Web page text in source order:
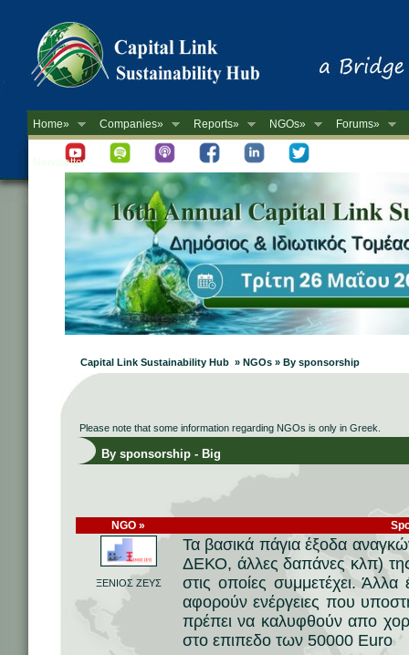
Home» Companies» Reports» NGOs» Forums»
Newsletter
Capital Link Sustainability Hub » NGOs » By sponsorship
Please note that some information regarding NGOs is only in Greek.
By sponsorship - Big
NGO »
ΞΕΝΙΟΣ ΖΕΥΣ
Τα βασικά πάγια έξοδα
ΔΕΚΟ, άλλες δαπάνες κλπ) της
στις οποίες συμμετέχει.
αφορούν ενέργειες που
πρέπει να καλυφθούν απο
στο επιπεδο των 50000 Euro